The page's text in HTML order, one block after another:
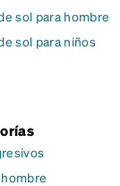
sol para hombre
sol para niños